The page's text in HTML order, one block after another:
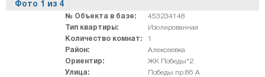
Фото 1 из 4
№ Объекта в базе:
453234148
Тип квартиры:
Изолированная
Количество комнат:
1
Район:
Алексеевка
Ориентир:
ЖК Победы*2
Улица:
Победы пр.86 А